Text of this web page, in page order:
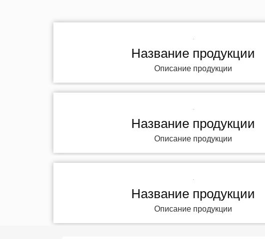
Название продукции
Описание продукции
Название продукции
Описание продукции
Название продукции
Описание продукции